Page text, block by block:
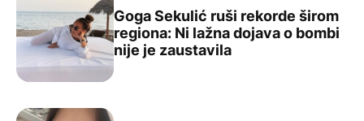
Goga Sekulić ruši rekorde širom regiona: Ni lažna
Goga Sekulić ruši rekorde širom
regiona: Ni lažna dojava o bombi
nije je zaustavila